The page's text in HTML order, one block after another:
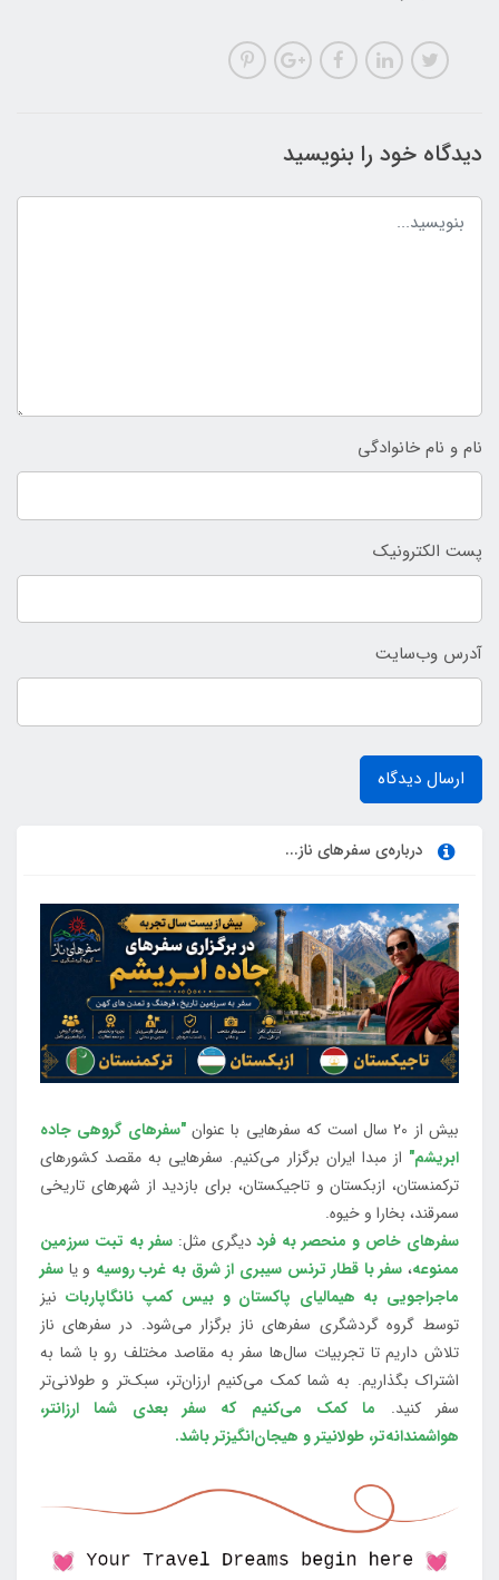
دیدگاه خود را بنویسید
نام و نام خانوادگی
پست الکترونیک
آدرس وب‌سایت
ارسال دیدگاه
درباره‌ی سفرهای ناز...
بیش از 20 سال است که سفرهایی با عنوان
"سفرهای گروهی جاده
ابریشم" از مبدا ایران برگزار می‌کنیم. سفرهایی به مقصد کشورهای
ترکمنستان، ازبکستان و تاجیکستان، برای بازدید از شهرهای تاریخی
سمرقند، بخارا و خیوه.
سفرهای خاص و منحصر به فرددیگری مثل:سفر به تبت سرزمین
ممنوعه، سفر با قطار ترنس سیبری از شرق به غرب روسیه و یا سفر
ماجراجویی به هیمالیای پاکستان و بیس کمپ نانگاپاربات نیز
توسط گروه گردشگری سفرهای ناز برگزار می‌شود. در سفرهای ناز
تلاش داریم تا تجربیات سال‌ها سفر به مقاصد مختلف رو با شما به
اشتراک بگذاریم. به شما کمک می‌کنیم ارزان‌تر، سبک‌تر و طولانی‌تر
سفر کنید. ما کمک می‌کنیم که سفر بعدی شما ارزانتر،
هواشمندانه‌تر، طولانی‎تر و هیجان‌انگیزتر باشد.